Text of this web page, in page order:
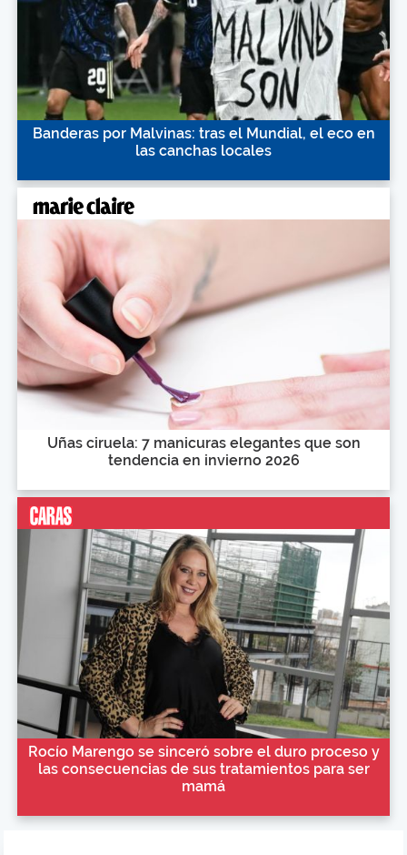
Banderas por Malvinas: tras el Mundial, el eco en
las canchas locales
Uñas ciruela: 7 manicuras elegantes que son
tendencia en invierno 2026
Rocío Marengo se sinceró sobre el duro proceso y
las consecuencias de sus tratamientos para ser
mamá